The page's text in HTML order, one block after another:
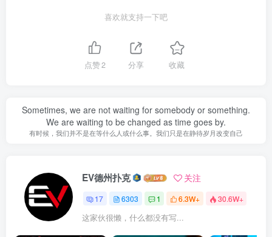
喜欢就支持一下吧
点赞2 分享 收藏
Sometimes, we are not waiting for somebody or something.
We are waiting to be changed as time goes by.
有时候，我们并不是在等什么人或什么事。我们只是在静待岁月改变自己
EV德州扑克 关注
17 6303 1 6.3W+ 30.6W+
这家伙很懒，什么都没有写...